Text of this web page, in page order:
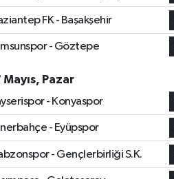
FK - Başakşehir
- Göztepe
Mayıs, Pazar
- Konyaspor
- Eyüpspor
- Gençlerbirliği S.K.